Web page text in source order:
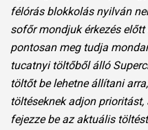
félórás blokkolás nyilván
sofőr mondjuk érkezés
pontosan meg tudja
tucatnyi töltőből álló
töltőt be lehetne állítani
töltéseknek adjon
fejezze be az aktuális